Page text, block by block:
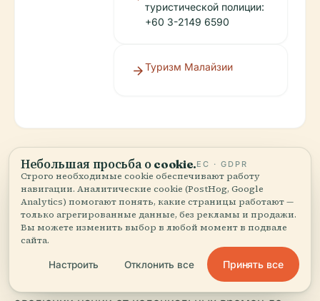
туристической полиции:
+60 3-2149 6590
Туризм Малайзии
Резюме
Букит Аман — это не только резиденция
полиции Малайзии, но и живой символ
Небольшая просьба о cookie.ЕС · GDPR
Строго необходимые cookie обеспечивают работу
навигации. Аналитические cookie (PostHog, Google
Analytics) помогают понять, какие страницы работают —
только агрегированные данные, без рекламы и продажи.
Вы можете изменить выбор в любой момент в подвале
сайта.
Настроить Отклонить все Принять все